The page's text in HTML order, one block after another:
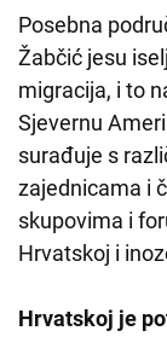
Posebna
Žabčić jesu
migracija, i to
Sjevernu
surađuje s
zajednicama i
skupovima i
Hrvatskoj i
Hrvatskoj je